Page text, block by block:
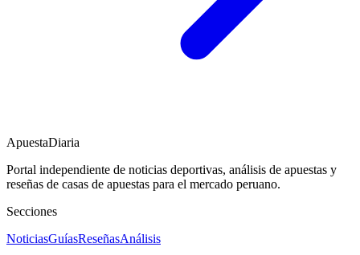
ApuestaDiaria
Portal independiente de noticias deportivas, análisis de apuestas y
reseñas de casas de apuestas para el mercado peruano.
Secciones
NoticiasGuíasReseñasAnálisis